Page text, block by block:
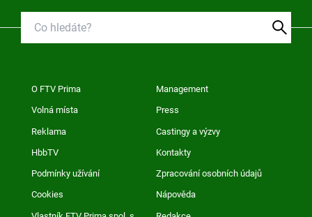
O FTV Prima Management
Volná místa Press
Reklama Castingy a výzvy
HbbTV Kontakty
Podmínky užívání Zpracování osobních údajů
Cookies Nápověda